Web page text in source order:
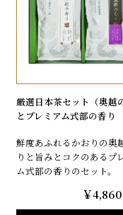
厳選日本茶セット（奥越
とプレミアム式部の香り
鮮度あふれるかおりの奥
りと旨みとコクのあるプ
ム式部の香りのセット。
￥4,860